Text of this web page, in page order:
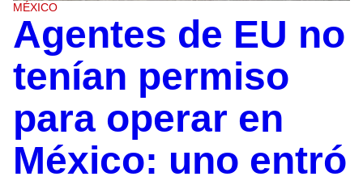
MÉXICO
Agentes de EU no
tenían permiso
para operar en
México: uno entró